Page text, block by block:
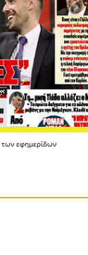
των εφημερίδων